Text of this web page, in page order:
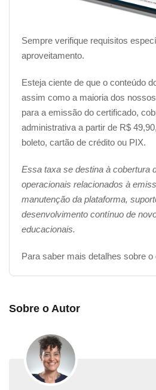
Essa taxa pode ser paga via
2. Quanto tempo dura
Employer Branding?
O nosso curso deEmployer
planejado para ter uma duração
em qualquer lugar
internet, ok?
Para obter o seu certificado, é
ou superior a 6.0 na avaliação
você tenha alcançado esse
solicitar o seu certificado.
Sempre verifique requisitos
aproveitamento.
Esteja ciente de que o conteúdo
assim como a maioria dos
para a emissão do certificado,
administrativa a partir de R$
boleto, cartão de crédito ou PIX.
Essa taxa se destina à cobertura
operacionais relacionados à
manutenção da plataforma,
desenvolvimento contínuo de
educacionais.
Para saber mais detalhes sobre o
Sobre o Autor